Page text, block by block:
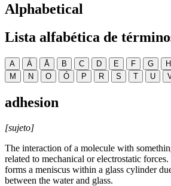
Alphabetical
Lista alfabética de
A Á Å B C D E F G H
M
N O Ó P R S T U
adhesion
[sujeto]
The interaction of a molecule with
related to mechanical or electrostatic
forms a meniscus within a glass cylinder
between the water and glass.